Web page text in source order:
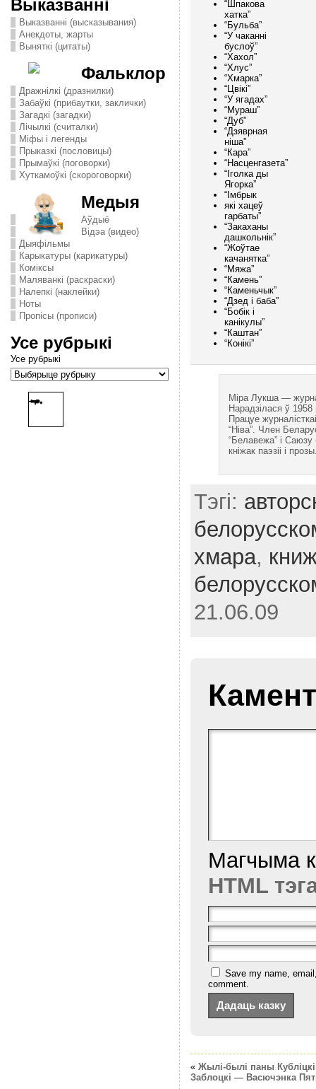
Выказванні
Выказванні (высказывания)
Анекдоты, жарты
Выняткі (цитаты)
Фальклор
Дражнілкі (дразнилки)
Забаўкі (прибаутки, заклички)
Загадкі (загадки)
Лічылкі (считалки)
Міфы і легенды
Прыказкі (пословицы)
Прымаўкі (поговорки)
Хуткамоўкі (скороговорки)
Медыя
Аўдыё
Відэа (видео)
Дыяфільмы
Карыкатуры (карикатуры)
Комiксы
Маляванкі (раскраски)
Налепкі (наклейки)
Ноты
Пропісы (прописи)
Усе рубрыкі
Усе рубрыкі
“Шпакова
хатка”
“Бульба”
“У чаканні
буслоў”
“Хахол”
“Хлус”
“Хмарка”
“Цвікі”
“У ягадах”
“Мураш”
“Дуб”
“Дзяврная
ніша”
“Кара”
“Насценгазета”
“Іголка ды
Ягорка”
“Імбрык
які хацеў
гарбаты”
“Закаханы
дашкольнік”
“Жоўтае
качанятка”
“Мяжа”
“Камень”
“Каменьчык”
“Дзед і баба”
“Бобік і
канікулы”
“Каштан”
“Конікі”
Міра Лукша —
Нарадзілася ў
Працуе
“Ніва”. Член
“Белавежа” і Саюзу
кніжак паэзіі і
Тэгі:
хмара,
21.06.09
Магчыма
HTML
Save my name,
comment.
« Жылі-былі паны
Заблоцкі — Васючэнка